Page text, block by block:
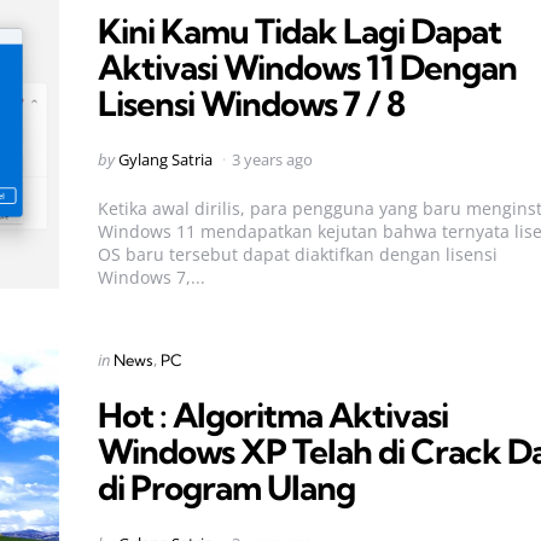
Kini Kamu Tidak Lagi Dapat
Aktivasi Windows 11 Dengan
Lisensi Windows 7 / 8
Posted
byGylang Satria 3 years ago
Ketika awal dirilis, para pengguna yang baru
Windows 11 mendapatkan kejutan bahwa ternyata
OS baru tersebut dapat diaktifkan dengan lisensi
Windows 7,...
Categories
Posted
in News PC
Hot : Algoritma Aktivasi
Windows XP Telah di Crack
di Program Ulang